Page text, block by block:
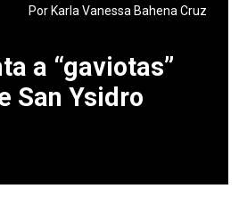
Por Karla Vanessa Bahena Cruz
a “gaviotas”
San Ysidro